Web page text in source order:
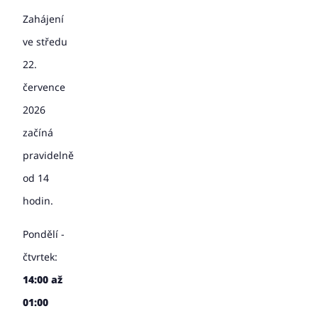
Zahájení
ve středu
22.
července
2026
začíná
pravidelně
od 14
hodin.
Pondělí -
čtvrtek:
14:00 až
01:00